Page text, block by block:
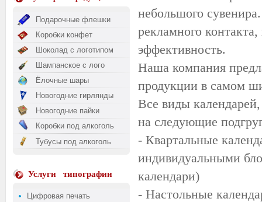
Подарочные флешки
Коробки конфет
Шоколад с логотипом
Шампанское с лого
Ёлочные шары
Новогодние гирлянды
Новогодние пайки
Коробки под алкоголь
Тубусы под алкоголь
Услуги типографии
Цифровая печать
небольшого
рекламного
эффективность.
Наша компания
продукции в самом
Все виды
на следующие
- Квартальные
индивидуальными
календари)
- Настольные